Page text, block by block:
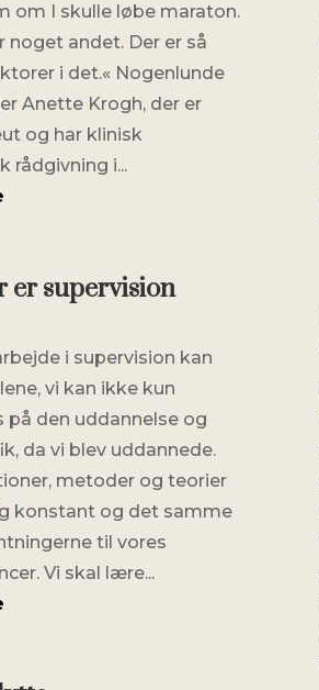
om I skulle løbe maraton.
noget andet. Der er så
i det.« Nogenlunde
Anette Krogh, der er
og har klinisk
rådgivning i...
er supervision
i supervision kan
vi kan ikke kun
på den uddannelse og
da vi blev uddannede.
metoder og teorier
konstant og det samme
til vores
Vi skal lære...